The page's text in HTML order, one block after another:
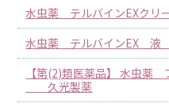
水虫薬 テルバインEXクリ
水虫薬 テルバインEX 液
【第(2)類医薬品】 水虫薬
久光製薬